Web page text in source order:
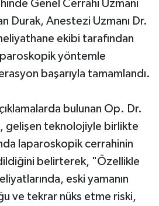
Genel Cerrahi Uzmanı
Durak, Anestezi Uzmanı Dr.
ekibi tarafından
yöntemle
başarıyla tamamlandı.
bulunan Op. Dr.
gelişen teknolojiyle birlikte
laparoskopik cerrahinin
belirterek, "Özellikle
eski yamanın
ve tekrar nüks etme riski,